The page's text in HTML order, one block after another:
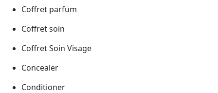
Coffret parfum
Coffret soin
Coffret Soin Visage
Concealer
Conditioner